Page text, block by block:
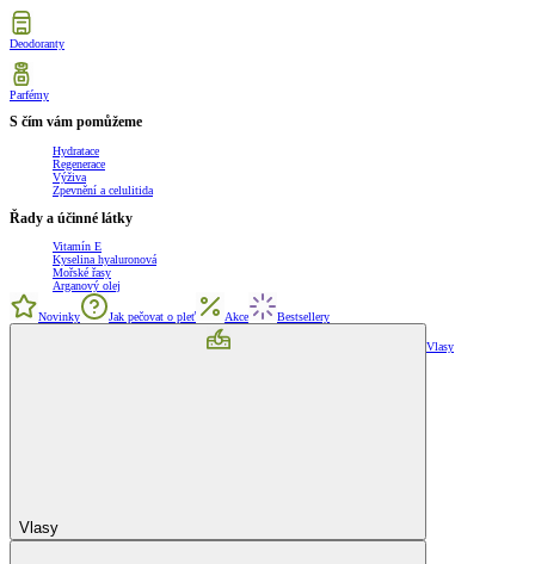
Deodoranty
Parfémy
S čím vám pomůžeme
Hydratace
Regenerace
Výživa
Zpevnění a celulitida
Řady a účinné látky
Vitamín E
Kyselina hyaluronová
Mořské řasy
Arganový olej
Novinky Jak pečovat o pleť Akce Bestsellery
Vlasy
Vlasy